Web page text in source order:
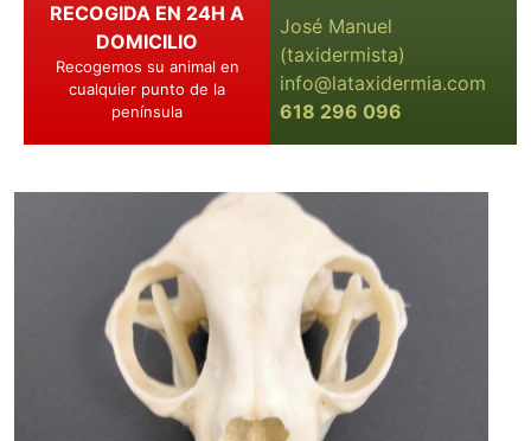
RECOGIDA EN 24H A
DOMICILIO
Recogemos su animal en
cualquier punto de la
península
José Manuel
(taxidermista)
info@lataxidermia.com
618 296 096